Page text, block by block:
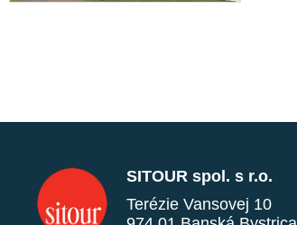
SITOUR spol. s r.o.
Terézie Vansovej 10